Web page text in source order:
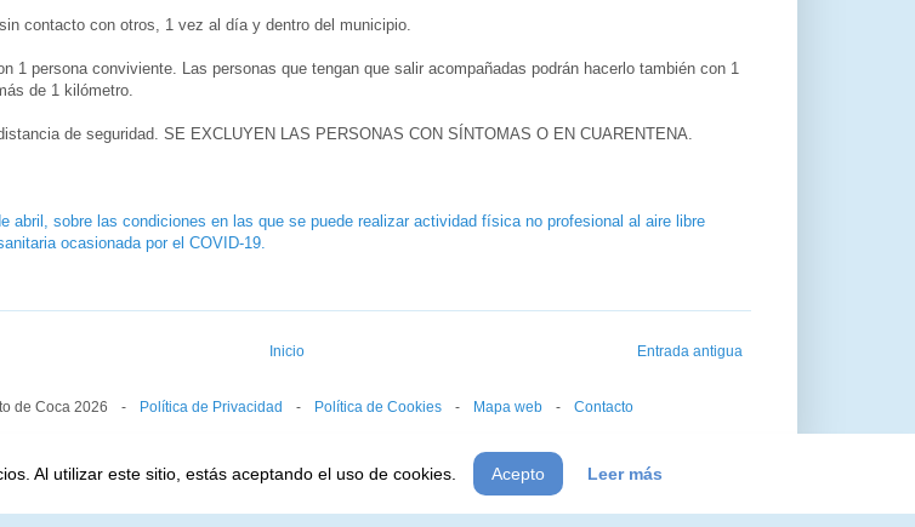
Al utilizar este sitio, estás aceptando el uso de cookies. Acepto Leer más
contacto con otros, 1 vez al día y dentro del municipio.
1 persona conviviente. Las personas que tengan que salir acompañadas podrán hacerlo también con 1
de 1 kilómetro.
de seguridad. SE EXCLUYEN LAS PERSONAS CON SÍNTOMAS O EN CUARENTENA.
abril, sobre las condiciones en las que se puede realizar actividad física no profesional al aire libre
ocasionada por el COVID-19.
Entrada antigua
Inicio
de Coca 2026 --- Política de Privacidad --- Política de Cookies --- Mapa web --- Contacto